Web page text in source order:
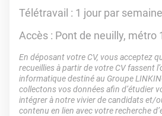
Télétravail : 1 jour par semaine
Accès : Pont de neuilly, métro
En déposant votre CV, vous acceptez
recueillies à partir de votre CV fassent
informatique destiné au Groupe
collectons vos données afin d’étudier
intégrer à notre vivier de candidats et/
contenu en lien avec votre recherche